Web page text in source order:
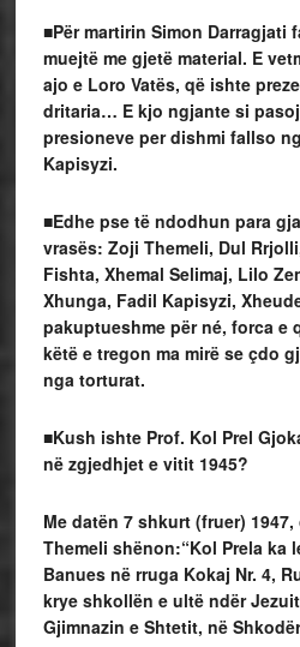
■Për martirin Simon Darragjati
muejtë me gjetë material. E
ajo e Loro Vatës, që ishte
dritaria… E kjo ngjante si
presioneve per dishmi fallso
Kapisyzi.
■Edhe pse të ndodhun para
vrasës: Zoji Themeli, Dul
Fishta, Xhemal Selimaj, Lilo
Xhunga, Fadil Kapisyzi,
pakuptueshme për né, forca e
këtë e tregon ma mirë se çdo
nga torturat.
■Kush ishte Prof. Kol Prel
në zgjedhjet e vitit 1945?
Me datën 7 shkurt (fruer)
Themeli shënon:“Kol Prela ka
Banues në rruga Kokaj Nr. 4,
krye shkollën e ultë ndër
Gjimnazin e Shtetit, në